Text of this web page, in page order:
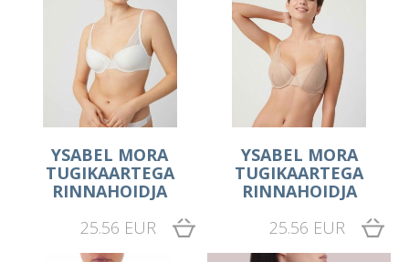
YSABEL MORA
TUGIKAARTEGA
RINNAHOIDJA
25.56 EUR
YSABEL MORA
TUGIKAARTEGA
RINNAHOIDJA
25.56 EUR